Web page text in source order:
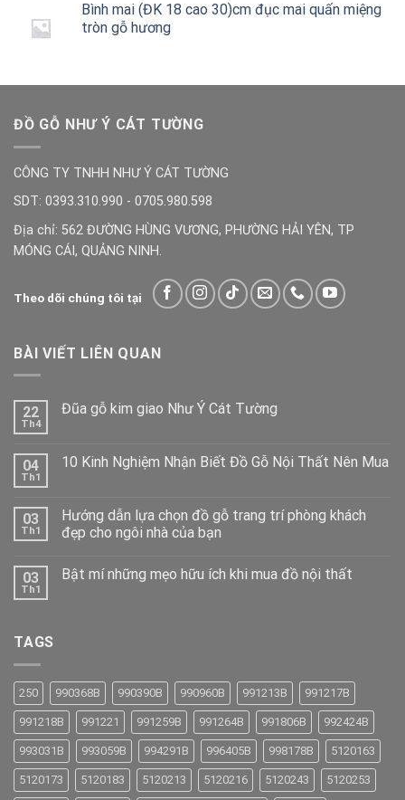
Bình mai (ĐK 18 cao 30)cm đục mai quấn miệng
tròn gỗ hương
ĐỒ GỖ NHƯ Ý CÁT TƯỜNG
CÔNG TY TNHH NHƯ Ý CÁT TƯỜNG
SDT: 0393.310.990 - 0705.980.598
Địa chỉ: 562 ĐƯỜNG HÙNG VƯƠNG, PHƯỜNG HẢI YÊN, TP
MÓNG CÁI, QUẢNG NINH.
Theo dõi chúng tôi tại
BÀI VIẾT LIÊN QUAN
22
Th4
Đũa gỗ kim giao Như Ý Cát Tường
04
Th1
10 Kinh Nghiệm Nhận Biết Đồ Gỗ Nội Thất Nên Mua
03
Th1
Hướng dẫn lựa chọn đồ gỗ trang trí phòng khách
đẹp cho ngôi nhà của bạn
03
Th1
Bật mí những mẹo hữu ích khi mua đồ nội thất
TAGS
250 990368B 990390B 990960B 991213B 991217B
991218B 991221 991259B 991264B 991806B 992424B
993031B 993059B 994291B 996405B 998178B 5120163
5120173 5120183 5120213 5120216 5120243 5120253